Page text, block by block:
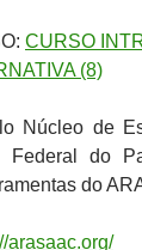
CURSO
(8)
Núcleo de
do
do
arasaac.org/